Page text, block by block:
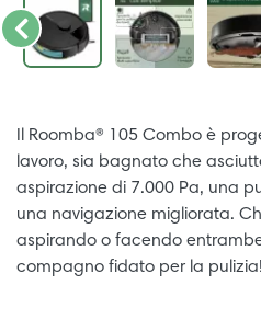
Il Roomba® 105 Combo è
lavoro, sia bagnato che
aspirazione di 7.000 Pa, una
una navigazione migliorata.
aspirando o facendo
compagno fidato per la pulizia!